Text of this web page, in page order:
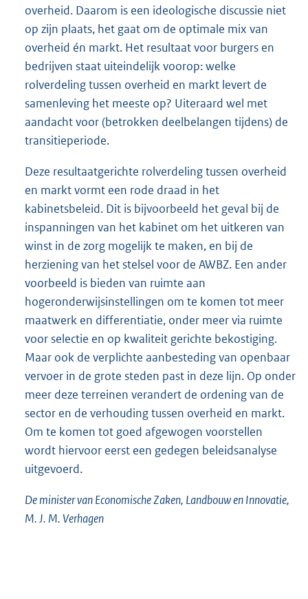
overheid. Daarom is een ideologische discussie niet
op zijn plaats, het gaat om de optimale mix van
overheid én markt. Het resultaat voor burgers en
bedrijven staat uiteindelijk voorop: welke
rolverdeling tussen overheid en markt levert de
samenleving het meeste op? Uiteraard wel met
aandacht voor (betrokken deelbelangen tijdens) de
transitieperiode.
Deze resultaatgerichte rolverdeling tussen overheid
en markt vormt een rode draad in het
kabinetsbeleid. Dit is bijvoorbeeld het geval bij de
inspanningen van het kabinet om het uitkeren van
winst in de zorg mogelijk te maken, en bij de
herziening van het stelsel voor de AWBZ. Een ander
voorbeeld is bieden van ruimte aan
hogeronderwijsinstellingen om te komen tot meer
maatwerk en differentiatie, onder meer via ruimte
voor selectie en op kwaliteit gerichte bekostiging.
Maar ook de verplichte aanbesteding van openbaar
vervoer in de grote steden past in deze lijn. Op onder
meer deze terreinen verandert de ordening van de
sector en de verhouding tussen overheid en markt.
Om te komen tot goed afgewogen voorstellen
wordt hiervoor eerst een gedegen beleidsanalyse
uitgevoerd.
De minister van Economische Zaken, Landbouw en Innovatie,
M. J. M. Verhagen